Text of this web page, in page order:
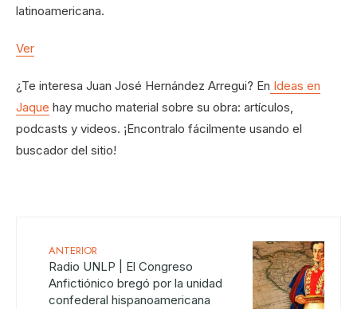
latinoamericana.
Ver
¿Te interesa Juan José Hernández Arregui? En Ideas en
Jaque hay mucho material sobre su obra: artículos,
podcasts y videos. ¡Encontralo fácilmente usando el
buscador del sitio!
ANTERIOR
Radio UNLP | El Congreso
Anfictiónico bregó por la unidad
confederal hispanoamericana